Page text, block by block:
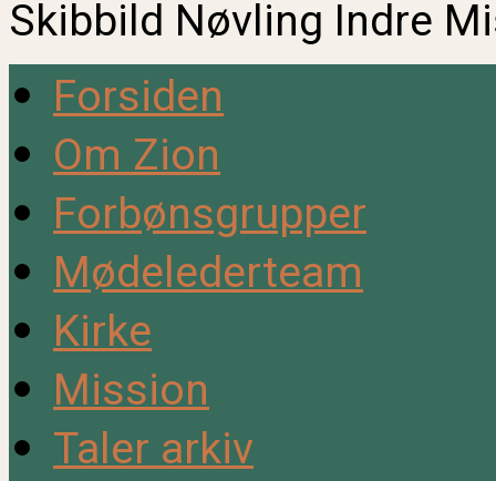
Skibbild Nøvling Indre
Forsiden
Om Zion
Forbønsgrupper
Mødelederteam
Kirke
Mission
Taler arkiv